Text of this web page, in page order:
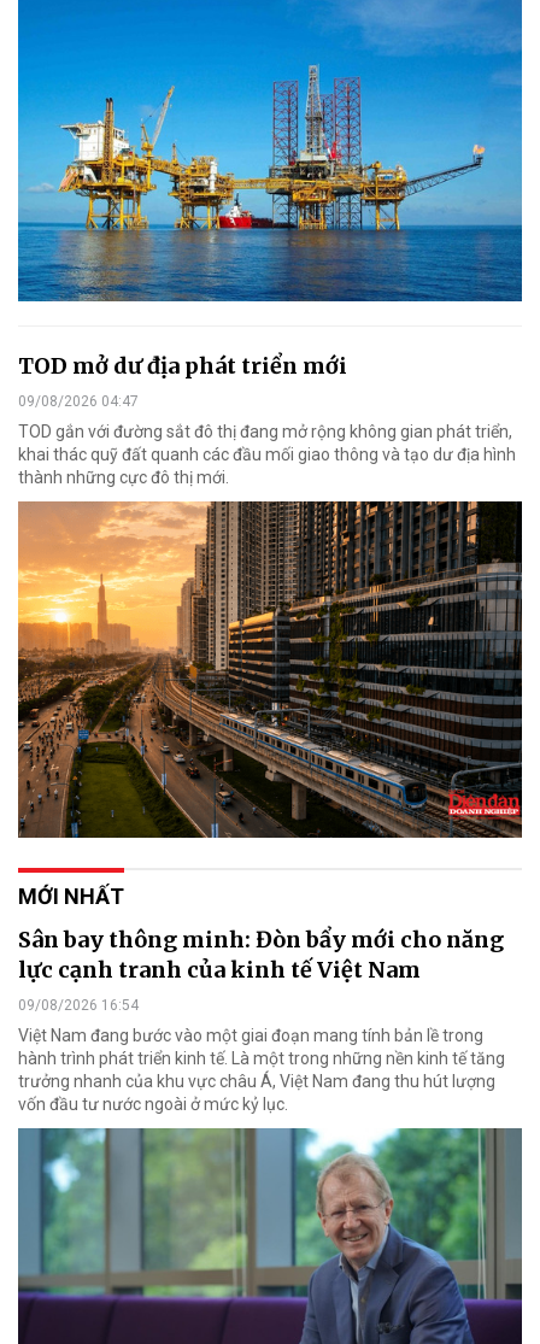
TOD mở dư địa phát triển mới
09/08/2026 04:47
TOD gắn với đường sắt đô thị đang mở rộng không gian phát triển,
khai thác quỹ đất quanh các đầu mối giao thông và tạo dư địa hình
thành những cực đô thị mới.
MỚI NHẤT
Sân bay thông minh: Đòn bẩy mới cho năng
lực cạnh tranh của kinh tế Việt Nam
09/08/2026 16:54
Việt Nam đang bước vào một giai đoạn mang tính bản lề trong
hành trình phát triển kinh tế. Là một trong những nền kinh tế tăng
trưởng nhanh của khu vực châu Á, Việt Nam đang thu hút lượng
vốn đầu tư nước ngoài ở mức kỷ lục.